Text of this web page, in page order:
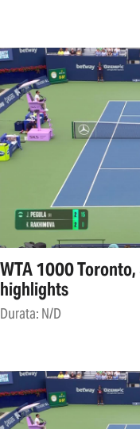
WTA 1000
highlights
Durata: N/D